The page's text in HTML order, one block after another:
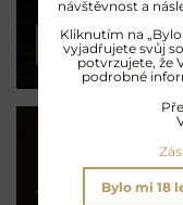
PŘEČÍST ČLÁNEK
Koktejly
návštěvnost a
Kliknutím na
vyjadřujete svůj
potvrzujete, že
podrobné
Bylo mi 18